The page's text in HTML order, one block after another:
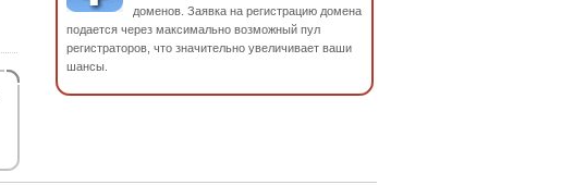
доменов. Заявка на регистрацию домена
подается через максимально возможный пул
регистраторов, что значительно увеличивает ваши
шансы.